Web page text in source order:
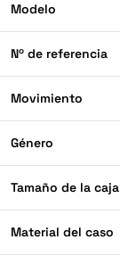
Modelo
Nº de referencia
Movimiento
Género
Tamaño de la caja
Material del caso